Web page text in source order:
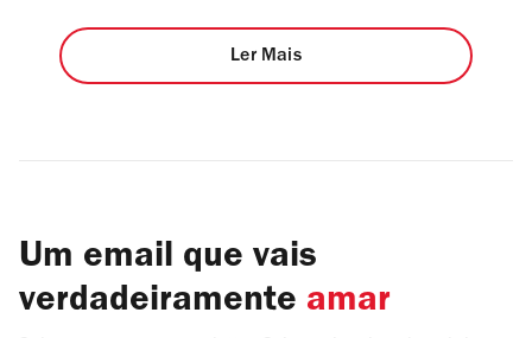
Ler Mais
Um email que vais
verdadeiramente amar